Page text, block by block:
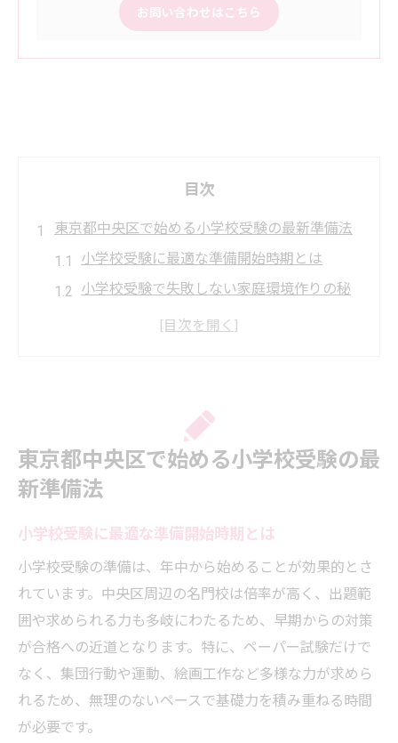
お問い合わせはこちら
目次
東京都中央区で始める小学校受験の最新準備法
小学校受験に最適な準備開始時期とは
小学校受験で失敗しない家庭環境作りの秘
小学校受験に強い幼児教室・家庭学習の選
び方
小学校受験を見据えた知育と家庭学習の進め方
グ
倍率アップでも慌てない受験対策のポイント
小学校受験倍率の変動要因を徹底分析
高倍率に対応する小学校受験の出願戦略
受験本番で実力を発揮するための準備法
東京都中央区で始める小学校受験の最
新準備法
小学校受験に最適な準備開始時期とは
小学校受験の準備は、年中から始めることが効果的とさ
れています。中央区周辺の名門校は倍率が高く、出題範
囲や求められる力も多岐にわたるため、早期からの対策
が合格への近道となります。特に、ペーパー試験だけで
なく、集団行動や運動、絵画工作など多様な力が求めら
れるため、無理のないペースで基礎力を積み重ねる時間
が必要です。